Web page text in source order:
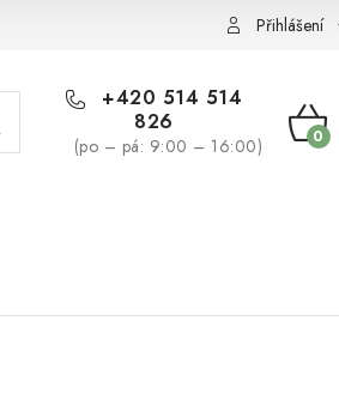
Používaní souborů cookies Přihlášení
+420 514 514
826
(po – pá: 9:00 – 16:00)